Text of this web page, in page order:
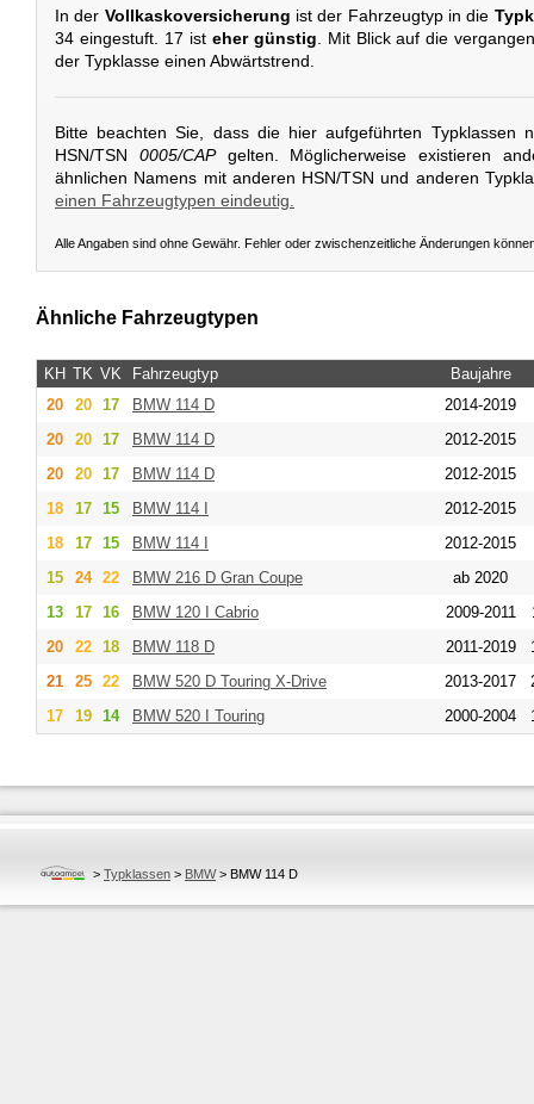
In der Vollkaskoversicherung ist der Fahrzeugtyp in die
34 eingestuft. 17 ist eher günstig. Mit Blick auf die
der Typklasse einen Abwärtstrend.
Bitte beachten Sie, dass die hier aufgeführten Typklassen
HSN/TSN 0005/CAPgelten. Möglicherweise existieren
ähnlichen Namens mit anderen HSN/TSN und anderen
einen Fahrzeugtypen eindeutig.
Alle Angaben sind ohne Gewähr. Fehler oder zwischenzeitliche Änderungen
Ähnliche Fahrzeugtypen
KH TK VK Fahrzeugtyp Baujahre
20
20 17 BMW 114 D
2014-2019
20
20 17 BMW 114 D
2012-2015
20
20 17 BMW 114 D
2012-2015
18
17 15 BMW 114 I
2012-2015
18
17 15 BMW 114 I
2012-2015
15
24 22 BMW 216 D Gran Coupe
ab 2020
13
17 16 BMW 120 I Cabrio 2009-2011
20
22 18 BMW 118 D 2011-2019
21
25 22 BMW 520 D Touring X-Drive 2013-2017
17
19 14 BMW 520 I Touring 2000-2004
> Typklassen > BMW> BMW 114 D